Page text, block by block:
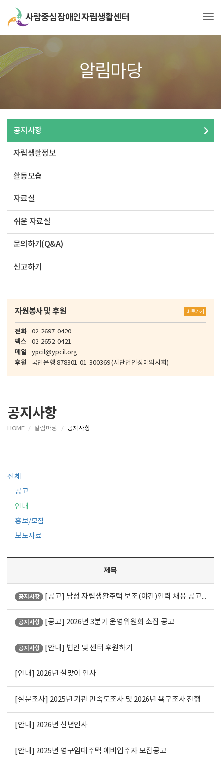
알림마당
공지사항
자립생활정보
활동모습
자료실
쉬운 자료실
문의하기(Q&A)
신고하기
자원봉사 및 후원 바로가기
전화 02-2697-0420
팩스 02-2652-0421
메일 ypcil@ypcil.org
후원 국민은행 878301-01-300369 (사단법인장애와사회)
공지사항
HOME 알림마당 공지사항
전체
공고
안내
홍보/모집
보도자료
제목
공지사항 [공고] 남성 자립생활주택 보조(야간)인력 채용 공고(재공고)
공지사항 [공고] 2026년 3분기 운영위원회 소집 공고
공지사항 [안내] 법인 및 센터 후원하기
[안내] 2026년 설맞이 인사
[설문조사] 2025년 기관 만족도조사 및 2026년 욕구조사 진행
[안내] 2026년 신년인사
[안내] 2025년 영구임대주택 예비입주자 모집공고